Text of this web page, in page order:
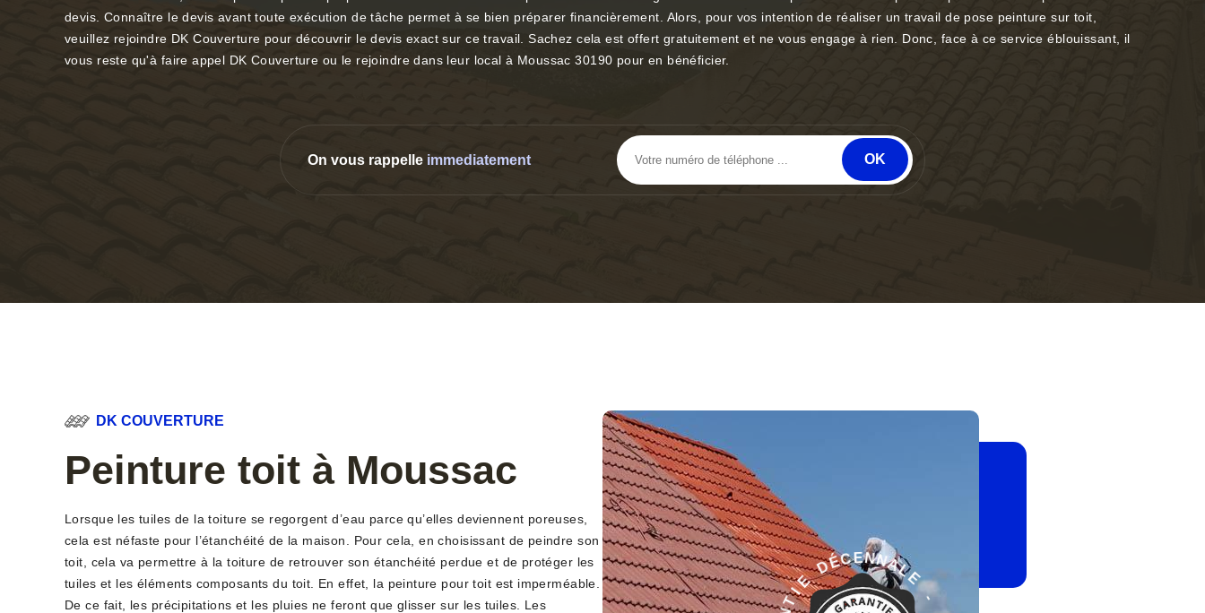
devis. Connaître le devis avant toute exécution de tâche permet à se bien préparer financièrement. Alors, pour vos intention de réaliser un travail de pose peinture sur toit,
veuillez rejoindre DK Couverture pour découvrir le devis exact sur ce travail. Sachez cela est offert gratuitement et ne vous engage à rien. Donc, face à ce service éblouissant, il
vous reste qu'à faire appel DK Couverture ou le rejoindre dans leur local à Moussac 30190 pour en bénéficier.
On vous rappelle immediatement
DK COUVERTURE
Peinture toit à Moussac
Lorsque les tuiles de la toiture se regorgent d’eau parce qu’elles deviennent poreuses,
cela est néfaste pour l’étanchéité de la maison. Pour cela, en choisissant de peindre son
toit, cela va permettre à la toiture de retrouver son étanchéité perdue et de protéger les
tuiles et les éléments composants du toit. En effet, la peinture pour toit est imperméable.
De ce fait, les précipitations et les pluies ne feront que glisser sur les tuiles. Les
C
E
NNALE - GARA
N